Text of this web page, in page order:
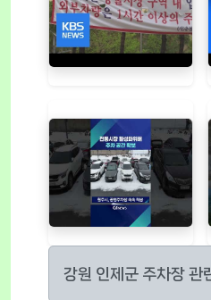
강원 인제군 주차장 관